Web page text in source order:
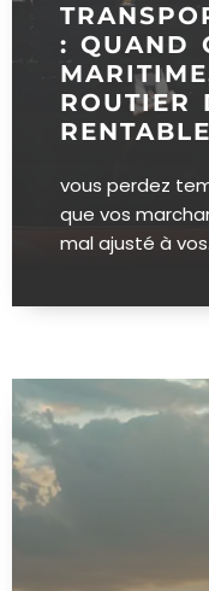
: QUAND
ROUTIER
RENTABLE
vous perdez
que vos
mal ajusté à